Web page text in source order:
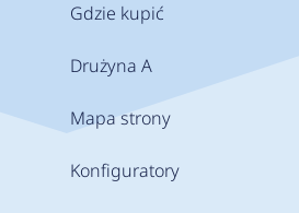
Gdzie kupić
Drużyna A
Mapa strony
Konfiguratory